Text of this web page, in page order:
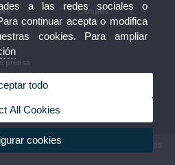
Campus
Campus
prensa
prensa
de gobierno
corporativa
València. Espanya. Tel UV: (+34) 963 86 41 00
a las redes sociales o
continuar acepta o modifica
cookies. Para ampliar
todo
All Cookies
cookies